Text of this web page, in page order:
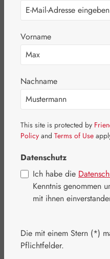
Bildergalerie überspringen
Inhalt:0.666 Kilogramm
Preise inkl. MwSt. zzgl.
Vorname
Nachname
This site is protected by
Policy and Terms of Use
Datenschutz
Ich habe die
Kenntnis genommen
mit ihnen
Die mit einem Stern (*)
Pflichtfelder.